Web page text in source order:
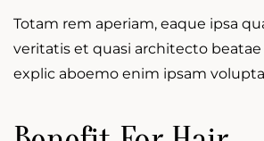
Totam rem aperiam, eaque ipsa
veritatis et quasi architecto
explic aboemo enim ipsam